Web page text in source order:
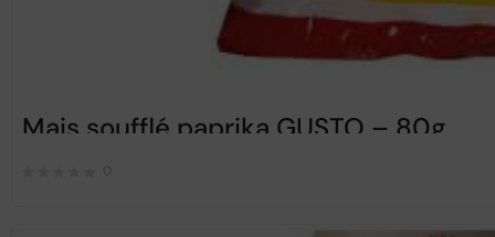
Mais soufflé paprika GUSTO – 80g